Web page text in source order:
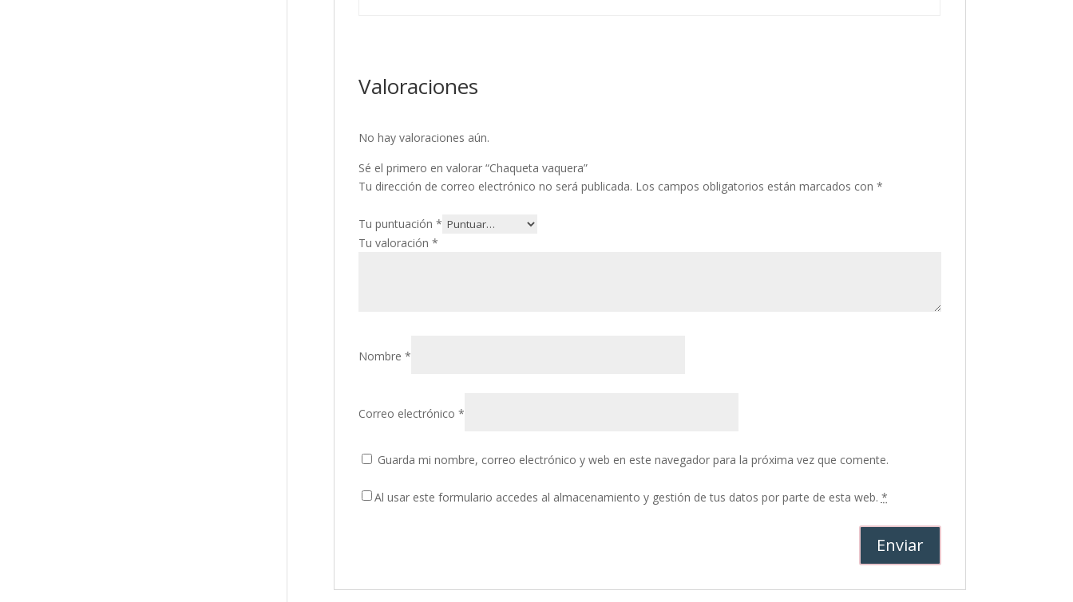
Valoraciones
No hay valoraciones aún.
Sé el primero en valorar “Chaqueta vaquera”
Tu dirección de correo electrónico no será publicada. Los campos obligatorios están marcados con *
Tu puntuación *
Tu valoración *
Nombre *
Correo electrónico *
Guarda mi nombre, correo electrónico y web en este navegador para la próxima vez que comente.
Al usar este formulario accedes al almacenamiento y gestión de tus datos por parte de esta web. *